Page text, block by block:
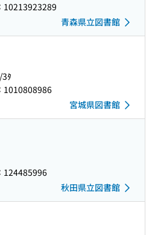
10213923289
青森県立図書館
ﾀ
1010808986
宮城県図書館
124485996
秋田県立図書館